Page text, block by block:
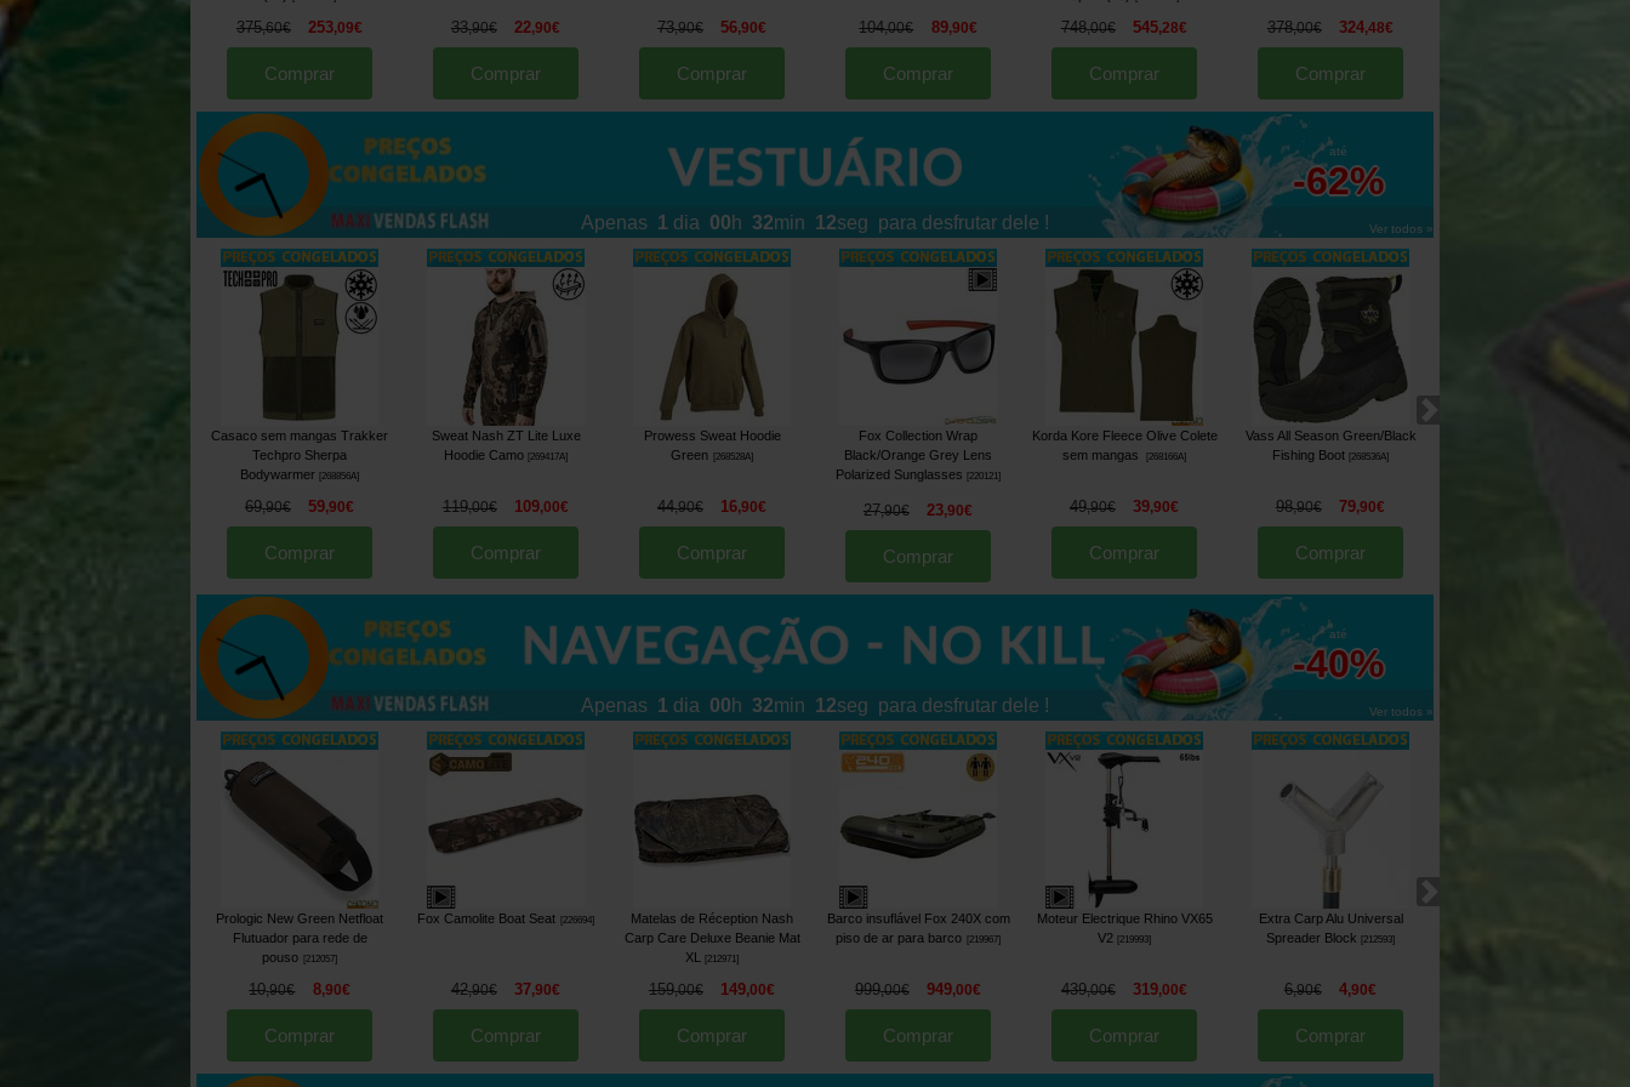
375,60€ 253,09€
Comprar
33,90€ 22,90€
Comprar
73,90€ 56,90€
Comprar
104,00€ 89,90€
Comprar
748,00€ 545,28€
Comprar
378,00€ 324,48€
Comprar
até
-62%
Apenas 1 dia 00 h 32min 08seg para desfrutar dele ! Ver todos »
Casaco sem mangas Trakker
Techpro Sherpa
Bodywarmer [268856A]
69,90€ 59,90€
Comprar
Sweat Nash ZT Lite Luxe
Hoodie Camo [269417A]
119,00€ 109,00€
Comprar
Prowess Sweat Hoodie
Green
268528A]
44,90€ 16,90€
Comprar
Fox Collection Wrap
Black/Orange Grey Lens
Polarized Sunglasses
[220121]
27,90€ 23,90€
Comprar
Korda Kore Fleece Olive Colete
sem mangas
[268166A]
49,90€ 39,90€
Comprar
Vass All Season Green/Black
Fishing Boot [268536A]
98,90€ 79,90€
Comprar
até
-40%
Apenas 1 dia 00 h 32min 08seg para desfrutar dele ! Ver todos »
Prologic New Green Netfloat
Flutuador para rede de
pouso
212057]
10,90€ 8,90€
Comprar
Fox Camolite Boat Seat 226694]
42,90€ 37,90€
Comprar
Matelas de Réception Nash
Carp Care Deluxe Beanie Mat
XL
[212971]
159,00€ 149,00€
Comprar
Barco insuflável Fox 240X com
piso de ar para barco
219967]
999,00€ 949,00€
Comprar
Moteur Electrique Rhino VX65
V2
[219993]
439,00€ 319,00€
Comprar
Extra Carp Alu Universal
Spreader Block
[212593]
6,90€ 4,90€
Comprar